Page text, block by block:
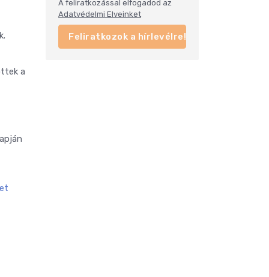
a
A feliratkozással elfogadod az
Adatvédelmi Elveinket
Feliratkozok a hírlevélre!